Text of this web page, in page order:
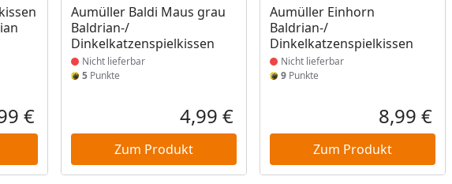
Aktueller Preis
€
Aumüller Baldi Maus grau
Baldrian-/
Dinkelkatzenspielkissen
Produkt nicht lieferbar
Nicht lieferbar
5 Punkte
Aktueller Preis
4,99 €
Zum Produkt
Aumüller Einhorn
Baldrian-/
Dinkelkatzenspielkissen
Produkt nicht lieferbar
Nicht lieferbar
9 Punkte
8,99 €
Zum Produkt